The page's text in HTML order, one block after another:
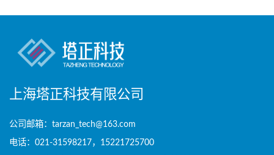
上海塔正科技有限公司
公司邮箱：tarzan_tech@163.com
电话：021-31598217，15221725700